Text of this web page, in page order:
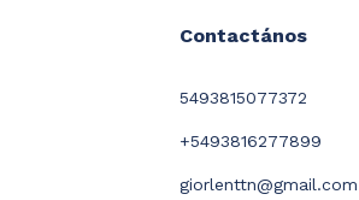
Contactános
5493815077372
+5493816277899
giorlenttn@gmail.com